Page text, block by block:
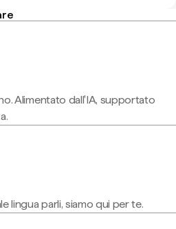
Alimentato dall'IA, supportato
lingua parli, siamo qui per te.